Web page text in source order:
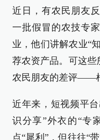
近日，有农民朋友
一批假冒的农技专
业，他们讲解农业“
荐农资产品。可这些
农民朋友的差评——
近年来，短视频平
识分享”外衣的“专
点“犀利”，但往往“